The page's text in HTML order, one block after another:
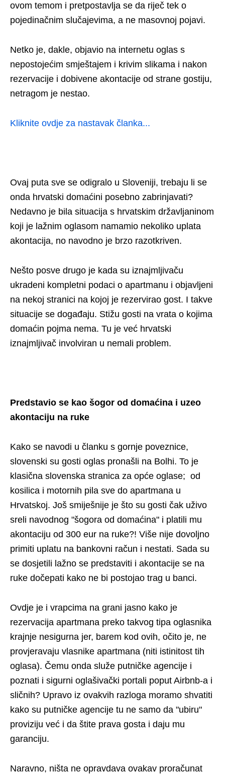
ovom temom i pretpostavlja se da riječ tek o
pojedinačnim slučajevima, a ne masovnoj pojavi.
Netko je, dakle, objavio na internetu oglas s
nepostojećim smještajem i krivim slikama i nakon
rezervacije i dobivene akontacije od strane gostiju,
netragom je nestao.
Kliknite ovdje za nastavak članka...
Ovaj puta sve se odigralo u Sloveniji, trebaju li se
onda hrvatski domaćini posebno zabrinjavati?
Nedavno je bila situacija s hrvatskim državljaninom
koji je lažnim oglasom namamio nekoliko uplata
akontacija, no navodno je brzo razotkriven.
Nešto posve drugo je kada su iznajmljivaču
ukradeni kompletni podaci o apartmanu i objavljeni
na nekoj stranici na kojoj je rezervirao gost. I takve
situacije se događaju. Stižu gosti na vrata o kojima
domaćin pojma nema. Tu je već hrvatski
iznajmljivač involviran u nemali problem.
Predstavio se kao šogor od domaćina i uzeo
akontaciju na ruke
Kako se navodi u članku s gornje poveznice,
slovenski su gosti oglas pronašli na Bolhi. To je
klasična slovenska stranica za opće oglase; od
kosilica i motornih pila sve do apartmana u
Hrvatskoj. Još smiješnije je što su gosti čak uživo
sreli navodnog "šogora od domaćina" i platili mu
akontaciju od 300 eur na ruke?! Više nije dovoljno
primiti uplatu na bankovni račun i nestati. Sada su
se dosjetili lažno se predstaviti i akontacije se na
ruke dočepati kako ne bi postojao trag u banci.
Ovdje je i vrapcima na grani jasno kako je
rezervacija apartmana preko takvog tipa oglasnika
krajnje nesigurna jer, barem kod ovih, očito je, ne
provjeravaju vlasnike apartmana (niti istinitost tih
oglasa). Čemu onda služe putničke agencije i
poznati i sigurni oglašivački portali poput Airbnb-a i
sličnih? Upravo iz ovakvih razloga moramo shvatiti
kako su putničke agencije tu ne samo da "ubiru"
proviziju već i da štite prava gosta i daju mu
garanciju.
Naravno, ništa ne opravdava ovakav proračunat